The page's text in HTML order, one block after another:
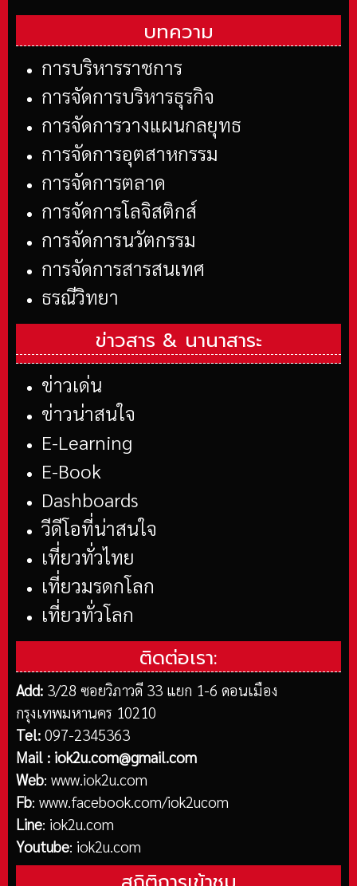
บทความ
การบริหารราชการ
การจัดการบริหารธุรกิจ
การจัดการวางแผนกลยุทธ
การจัดการอุตสาหกรรม
การจัดการตลาด
การจัดการโลจิสติกส์
การจัดการนวัตกรรม
การจัดการสารสนเทศ
ธรณีวิทยา
ข่าวสาร & นานาสาระ
ข่าวเด่น
ข่าวน่าสนใจ
E-Learning
E-Book
Dashboards
วีดีโอที่น่าสนใจ
เที่ยวทั่วไทย
เที่ยวมรดกโลก
เที่ยวทั่วโลก
ติดต่อเรา:
Add: 3/28 ซอยวิภาวดี 33 แยก 1-6 ดอนเมือง
กรุงเทพมหานคร 10210
Tel: 097-2345363
Mail : iok2u.com@gmail.com
Web: www.iok2u.com
Fb: www.facebook.com/iok2ucom
Line: iok2u.com
Youtube: iok2u.com